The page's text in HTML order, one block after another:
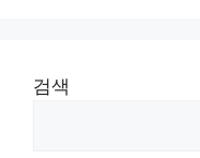
검색